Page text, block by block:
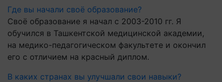
Где вы начали своё образование?
Своё образование я начал с 2003-2010 гг. Я
обучился в Ташкентской медицинской академии,
на медико-педагогическом факультете и окончил
его с отличием на красный диплом.
В каких странах вы улучшали свои навыки?